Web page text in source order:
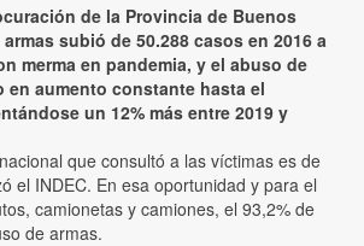
de la Provincia de Buenos
subió de 50.288 casos en 2016 a
merma en pandemia, y el abuso de
en aumento constante hasta el
un 12% más entre 2019 y
que consultó a las víctimas es de
el INDEC. En esa oportunidad y para el
camionetas y camiones, el 93,2% de
de armas.